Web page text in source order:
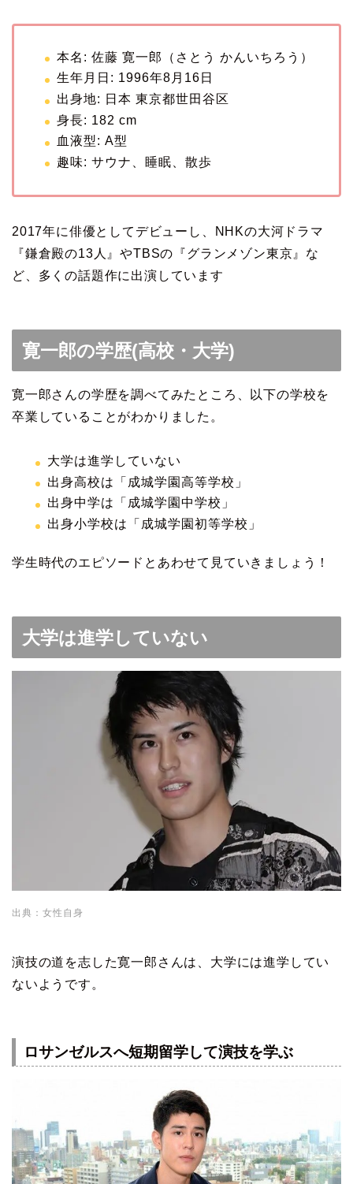
本名: 佐藤 寛一郎（さとう かんいちろう）
生年月日: 1996年8月16日
出身地: 日本 東京都世田谷区
身長: 182 cm
血液型: A型
趣味: サウナ、睡眠、散歩
2017年に俳優としてデビューし、NHKの大河ドラマ
『鎌倉殿の13人』やTBSの『グランメゾン東京』な
ど、多くの話題作に出演しています
寛一郎の学歴(高校・大学)
寛一郎さんの学歴を調べてみたところ、以下の学校を
卒業していることがわかりました。
大学は進学していない
出身高校は「成城学園高等学校」
出身中学は「成城学園中学校」
出身小学校は「成城学園初等学校」
学生時代のエピソードとあわせて見ていきましょう！
大学は進学していない
出典：女性自身
演技の道を志した寛一郎さんは、大学には進学してい
ないようです。
ロサンゼルスへ短期留学して演技を学ぶ